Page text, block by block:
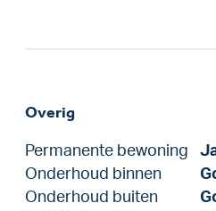
Overig
Permanente bewoning
Onderhoud binnen
Onderhoud buiten